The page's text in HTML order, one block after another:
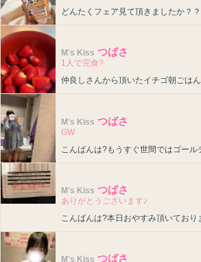
M's Kiss つばさ
1人で完食?
M's Kiss つばさ
GW
M's Kiss つばさ
ありがとうございます♪
M's Kiss つばさ